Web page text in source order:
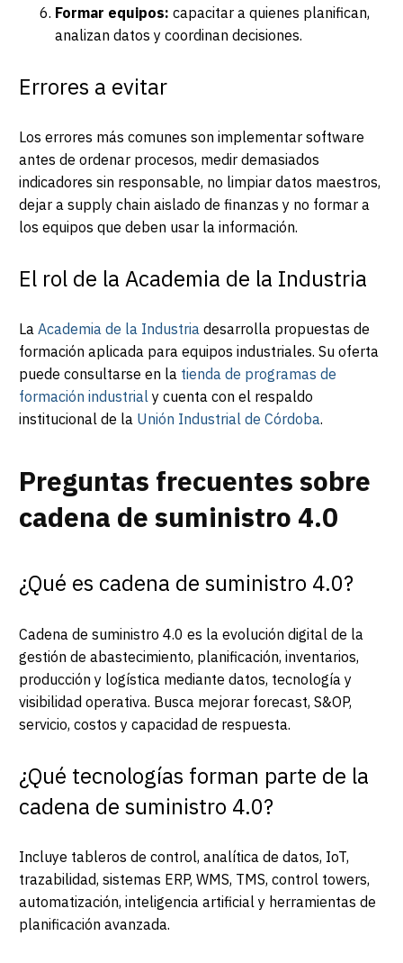
Formar equipos: capacitar a quienes planifican,
analizan datos y coordinan decisiones.
Errores a evitar
Los errores más comunes son implementar software
antes de ordenar procesos, medir demasiados
indicadores sin responsable, no limpiar datos maestros,
dejar a supply chain aislado de finanzas y no formar a
los equipos que deben usar la información.
El rol de la Academia de la Industria
La Academia de la Industria desarrolla propuestas de
formación aplicada para equipos industriales. Su oferta
puede consultarse en la tienda de programas de
formación industrial y cuenta con el respaldo
institucional de la Unión Industrial de Córdoba.
Preguntas frecuentes sobre
cadena de suministro 4.0
¿Qué es cadena de suministro 4.0?
Cadena de suministro 4.0 es la evolución digital de la
gestión de abastecimiento, planificación, inventarios,
producción y logística mediante datos, tecnología y
visibilidad operativa. Busca mejorar forecast, S&OP,
servicio, costos y capacidad de respuesta.
¿Qué tecnologías forman parte de la
cadena de suministro 4.0?
Incluye tableros de control, analítica de datos, IoT,
trazabilidad, sistemas ERP, WMS, TMS, control towers,
automatización, inteligencia artificial y herramientas de
planificación avanzada.